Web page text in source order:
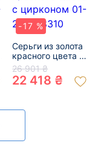
-17 %
Серьги из золота
красного цвета с
цирконом 01-
200748310
26 901 ₴
22 418 ₴